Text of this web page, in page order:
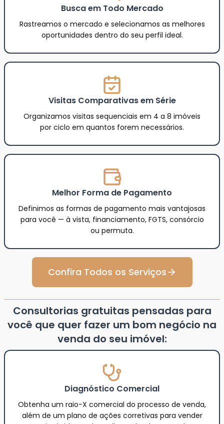
Busca em Todo Mercado
Rastreamos o mercado e selecionamos as melhores
oportunidades dentro do seu perfil ideal.
Visitas Comparativas em Série
Organizamos visitas sequenciais em 4 a 8 imóveis
por ciclo em quantos forem necessários.
Melhor Forma de Pagamento
Definimos as formas de pagamento mais vantajosas
para você — à vista, financiamento, FGTS, consórcio
ou permuta.
Confira Todos os Serviços
Consultorias gratuitas pensadas para
você que quer fazer um bom negócio na
venda do seu imóvel:
Diagnóstico Comercial
Obtenha um raio-X comercial do processo de venda,
além de um plano de ações corretivas para vender